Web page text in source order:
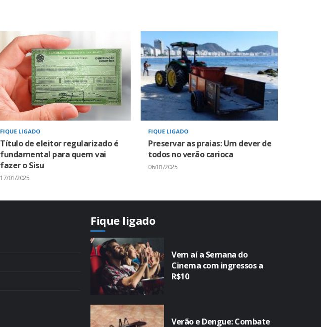
FIQUE LIGADO
Título de eleitor regularizado é
fundamental para quem vai
fazer o Sisu
17/01/2025
FIQUE LIGADO
Preservar as praias: Um dever de
todos no verão carioca
06/01/2025
Fique ligado
Vem aí a Semana do
Cinema com ingressos a
R$10
Verão e Dengue: Combate